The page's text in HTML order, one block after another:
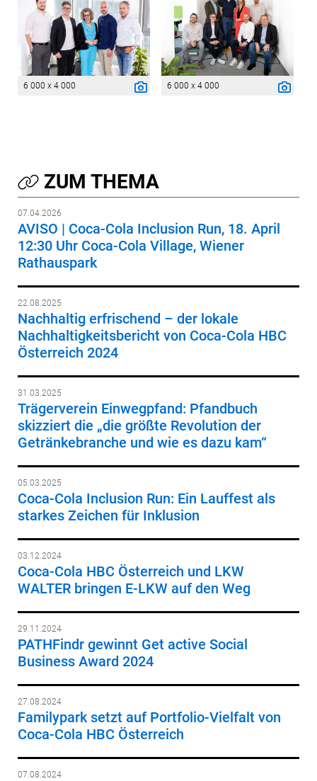
6 000 x 4 000 6 000 x 4 000
ZUM THEMA
07.04.2026
AVISO | Coca-Cola Inclusion Run, 18. April
12:30 Uhr Coca-Cola Village, Wiener
Rathauspark
22.08.2025
Nachhaltig erfrischend – der lokale
Nachhaltigkeitsbericht von Coca-Cola HBC
Österreich 2024
31.03.2025
Trägerverein Einwegpfand: Pfandbuch
skizziert die „die größte Revolution der
Getränkebranche und wie es dazu kam“
05.03.2025
Coca-Cola Inclusion Run: Ein Lauffest als
starkes Zeichen für Inklusion
03.12.2024
Coca-Cola HBC Österreich und LKW
WALTER bringen E-LKW auf den Weg
29.11.2024
PATHFindr gewinnt Get active Social
Business Award 2024
27.08.2024
Familypark setzt auf Portfolio-Vielfalt von
Coca-Cola HBC Österreich
07.08.2024